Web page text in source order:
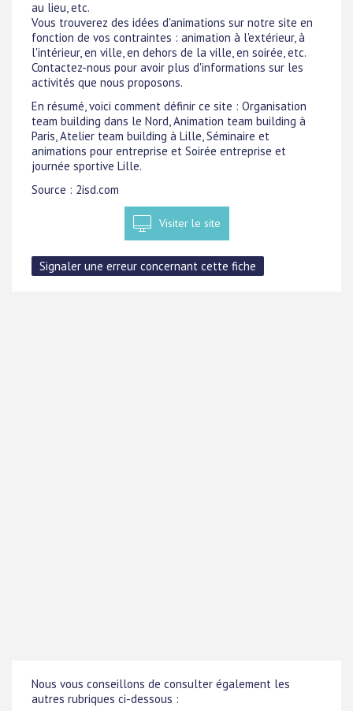
au lieu, etc.
Vous trouverez des idées d'animations sur notre site en
fonction de vos contraintes : animation à l'extérieur, à
l'intérieur, en ville, en dehors de la ville, en soirée, etc.
Contactez-nous pour avoir plus d'informations sur les
activités que nous proposons.
En résumé, voici comment définir ce site : Organisation
team building dans le Nord, Animation team building à
Paris, Atelier team building à Lille, Séminaire et
animations pour entreprise et Soirée entreprise et
journée sportive Lille.
Source : 2isd.com
Visiter le site
Nous vous conseillons de consulter également les
autres rubriques ci-dessous :